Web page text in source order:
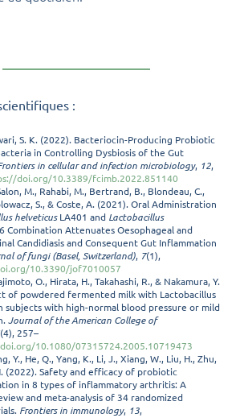
:
S. K. (2022). Bacteriocin-Producing Probiotic
in Controlling Dysbiosis of the Gut
in cellular and infection microbiology, 12,
doi.org/10.3389/fcimb.2022.851140
M., Rahabi, M., Bertrand, B., Blondeau, C.,
S., & Coste, A. (2021). Oral Administration
helveticus LA401 and Lactobacillus
Combination Attenuates Oesophageal and
Candidiasis and Consequent Gut Inflammation
of fungi (Basel, Switzerland), 7(1),
10.3390/jof7010057
O., Hirata, H., Takahashi, R., & Nakamura, Y.
of powdered fermented milk with Lactobacillus
subjects with high-normal blood pressure or mild
Journal of the American College of
(4), 257–
10.1080/07315724.2005.10719473
Y., He, Q., Yang, K., Li, J., Xiang, W., Liu, H., Zhu,
(2022). Safety and efficacy of probiotic
in 8 types of inflammatory arthritis: A
and meta-analysis of 34 randomized
Frontiers in immunology, 13,